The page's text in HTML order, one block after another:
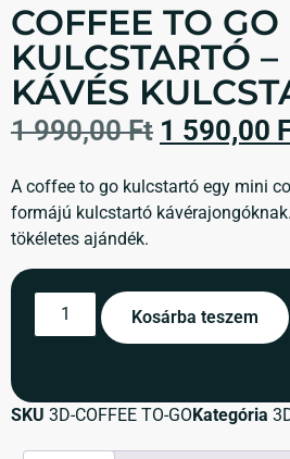
COFFEE TO GO
KULCSTARTÓ
KÁVÉS
1 990,00Ft 1 590,00
A coffee to go kulcstartó egy mini
formájú kulcstartó
tökéletes ajándék.
Kosárba teszem
SKU 3D-COFFEE TO-GOKategória